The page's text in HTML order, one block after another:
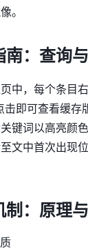
。
南：查询
中，每个条目
即可查看缓存
键词以高亮颜
文中首次出现
制：原理